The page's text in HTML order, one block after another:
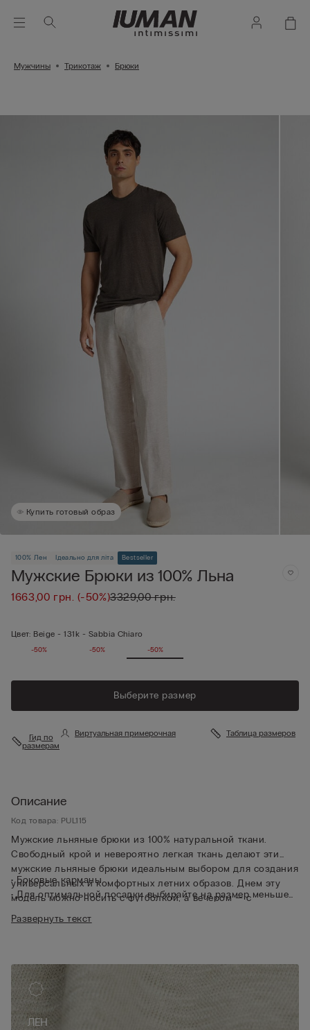
Мужчины Трикотаж Брюки
Купить готовый образ
100% Лен Ідеально для літа Bestseller
Мужские Брюки из 100% Льна
1663,00 грн.(-50%)3329,00 грн.
Цвет: Beige -131k - Sabbia Chiaro
-50% -50% -50%
Выберите размер
Гид по
размерам
Виртуальная примерочная Таблица размеров
Описание
Код товара: PUL115
Мужские льняные брюки из 100% натуральной ткани.
Свободный крой и невероятно легкая ткань делают эти
мужские льняные брюки идеальным выбором для создания
универсальных и комфортных летних образов. Днем эту
модель можно носить с футболкой, а вечером — с
рубашкой.
• Боковые карманы
• Для оптимальной посадки выбирайте на размер меньше
Развернуть текст
ЛЕН